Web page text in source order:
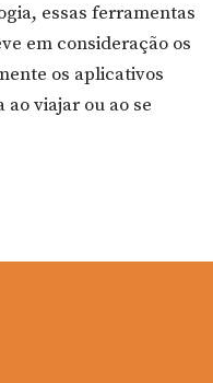
essas ferramentas
em consideração os
os aplicativos
viajar ou ao se